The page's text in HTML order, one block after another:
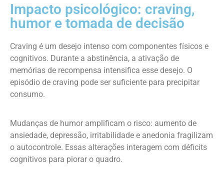
Impacto psicológico: craving,
humor e tomada de decisão
Craving é um desejo intenso com componentes físicos e
cognitivos. Durante a abstinência, a ativação de
memórias de recompensa intensifica esse desejo. O
episódio de craving pode ser suficiente para precipitar
consumo.
Mudanças de humor amplificam o risco: aumento de
ansiedade, depressão, irritabilidade e anedonia fragilizam
o autocontrole. Essas alterações interagem com déficits
cognitivos para piorar o quadro.